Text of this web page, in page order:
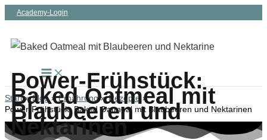
Zum
springen
Academy-Login
Start Blog Ernährung
Rezepte
Power-Frühstück: Baked Oatmeal mit Blaubeeren und Nektarinen
Power-Frühstück:
Baked Oatmeal mit
Blaubeeren und
Nektarinen